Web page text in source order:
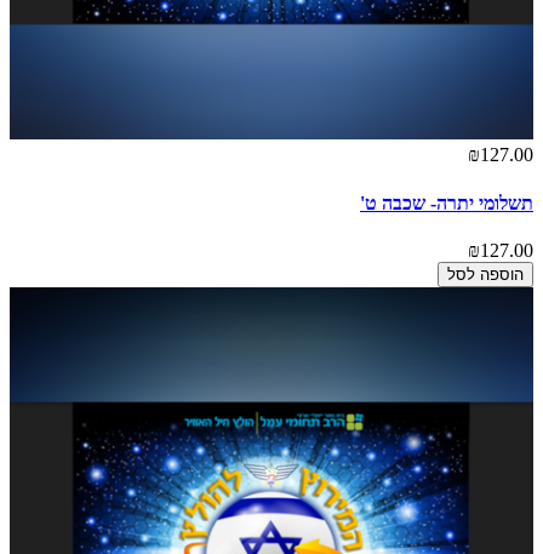
₪127.00
תשלומי יתרה- שכבה ט'
₪127.00
הוספה לסל